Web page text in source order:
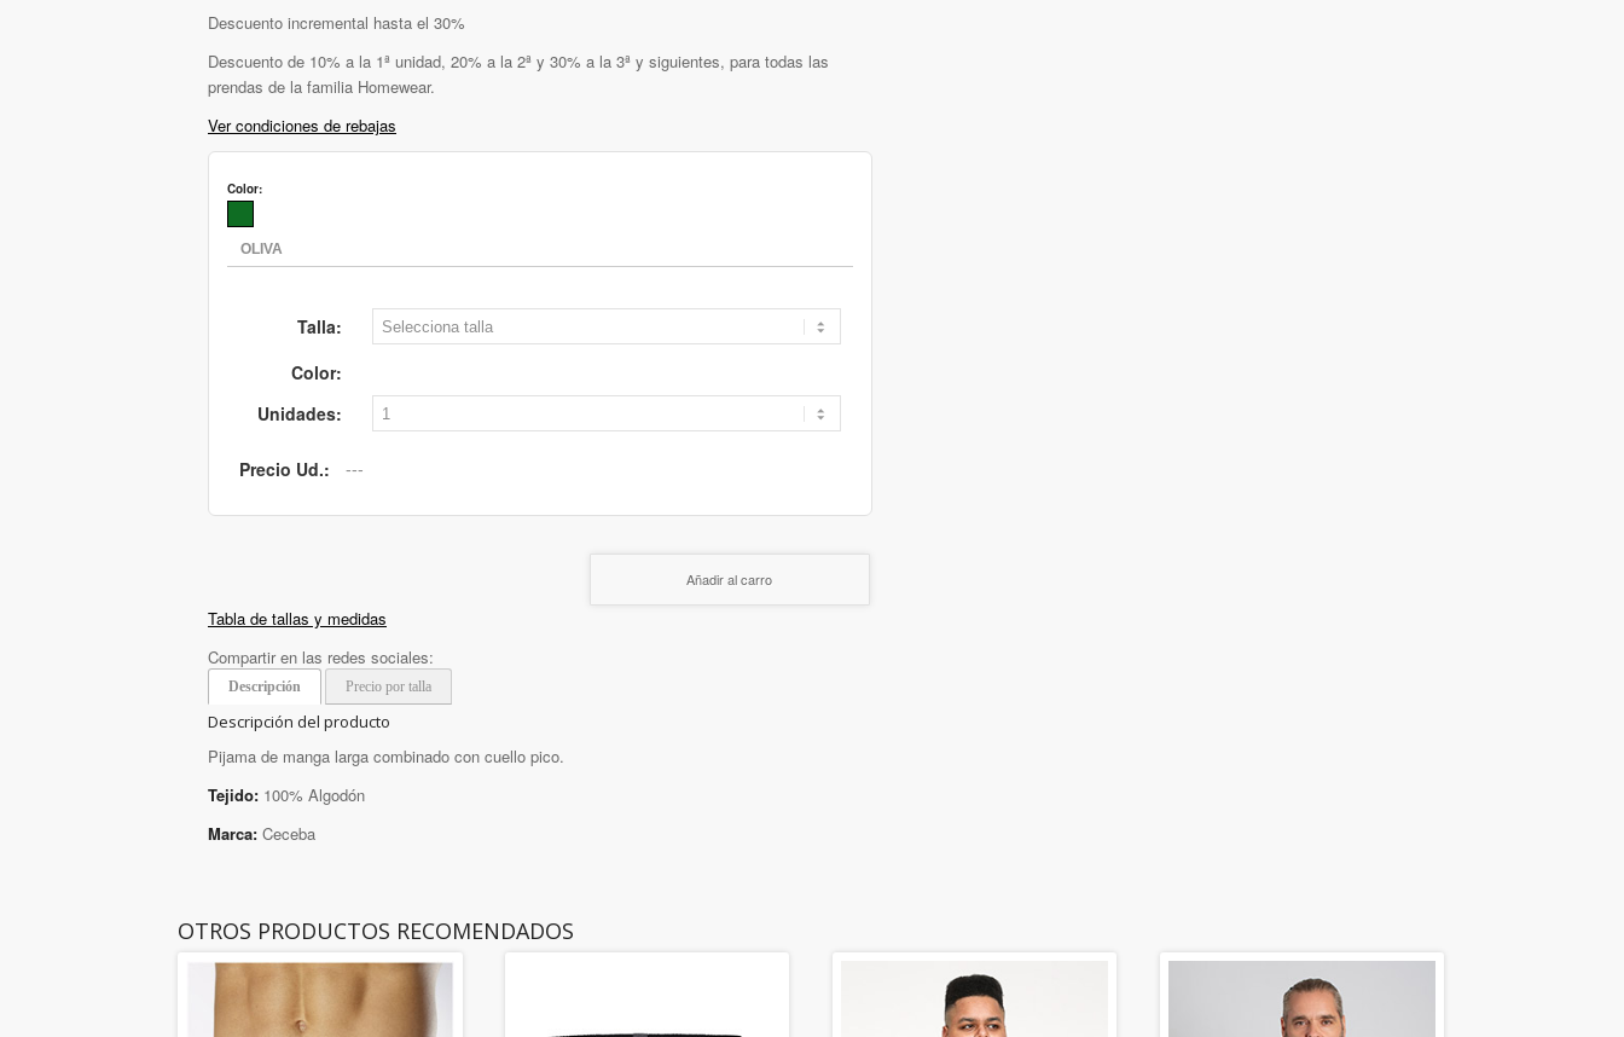
Descuento incremental hasta el 30%
Descuento de 10% a la 1ª unidad, 20% a la 2ª y 30% a la 3ª y siguientes, para todas las
prendas de la familia Homewear.
Ver condiciones de rebajas
Color:
Talla:
Color:
Unidades:
Precio Ud.:
Añadir al carro
Tabla de tallas y medidas
Compartir en las redes sociales:
Descripción Precio por talla
Descripción del producto
Pijama de manga larga combinado con cuello pico.
Tejido: 100% Algodón
Marca: Ceceba
OTROS PRODUCTOS RECOMENDADOS